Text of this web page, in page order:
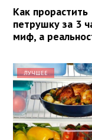
Как прорастить
петрушку за 3
миф, а
ЛУЧШЕЕ